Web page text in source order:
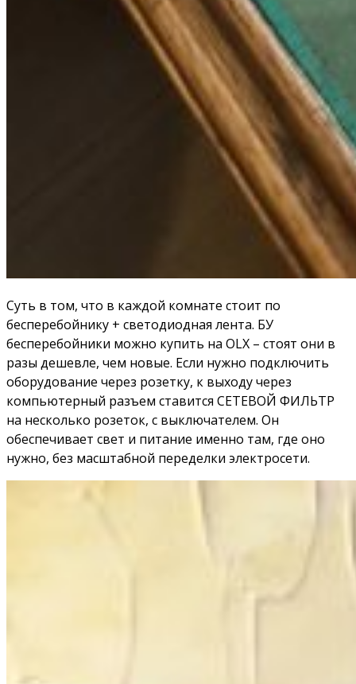
Суть в том, что в каждой комнате стоит по
бесперебойнику + светодиодная лента. БУ
бесперебойники можно купить на OLX – стоят они в
разы дешевле, чем новые. Если нужно подключить
оборудование через розетку, к выходу через
компьютерный разъем ставится СЕТЕВОЙ ФИЛЬТР
на несколько розеток, с выключателем. Он
обеспечивает свет и питание именно там, где оно
нужно, без масштабной переделки электросети.